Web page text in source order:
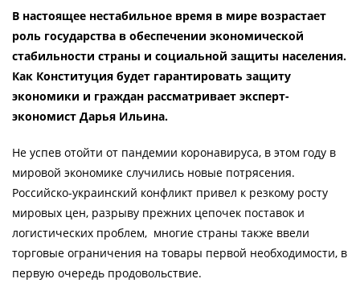
В настоящее нестабильное время в мире возрастает
роль государства в обеспечении экономической
стабильности страны и социальной защиты населения.
Как Конституция будет гарантировать защиту
экономики и граждан рассматривает эксперт-
экономист Дарья Ильина.
Не успев отойти от пандемии коронавируса, в этом году в
мировой экономике случились новые потрясения.
Российско-украинский конфликт привел к резкому росту
мировых цен, разрыву прежних цепочек поставок и
логистических проблем, многие страны также ввели
торговые ограничения на товары первой необходимости, в
первую очередь продовольствие.